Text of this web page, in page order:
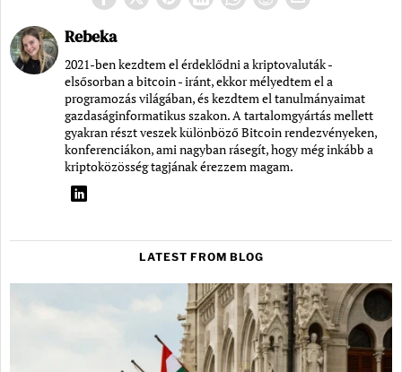
Rebeka
2021-ben kezdtem el érdeklődni a kriptovaluták -
elsősorban a bitcoin - iránt, ekkor mélyedtem el a
programozás világában, és kezdtem el tanulmányaimat
gazdaságinformatikus szakon. A tartalomgyártás mellett
gyakran részt veszek különböző Bitcoin rendezvényeken,
konferenciákon, ami nagyban rásegít, hogy még inkább a
kriptoközösség tagjának érezzem magam.
LATEST FROM BLOG